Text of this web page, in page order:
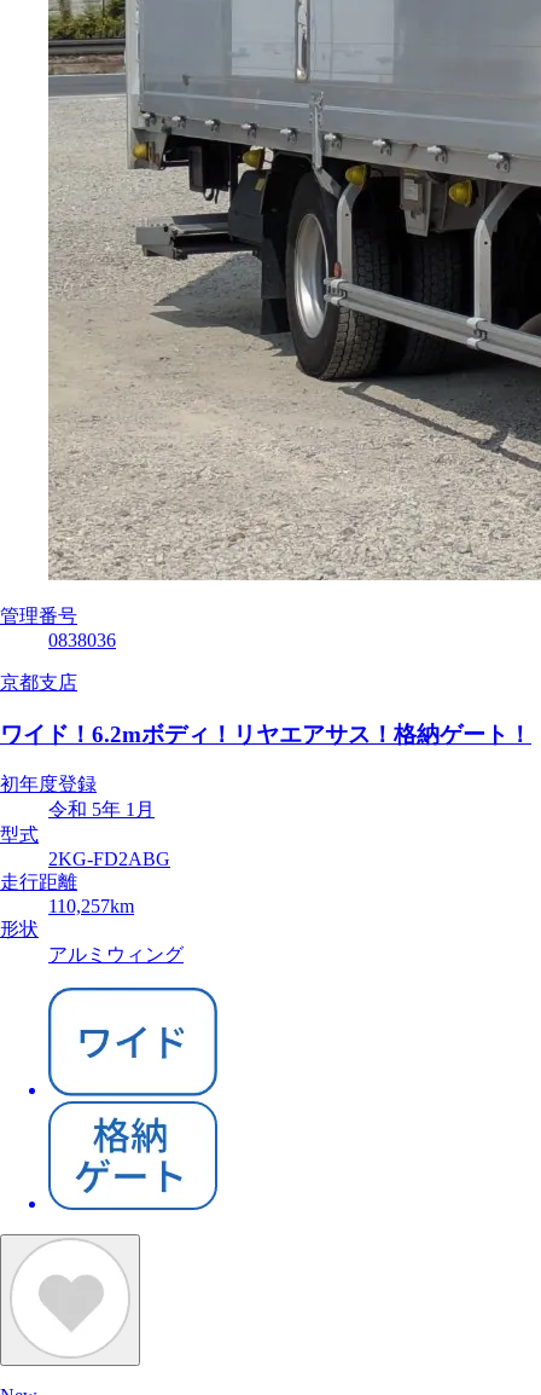
管理番号
0838036
京都支店
ワイド！6.2mボディ！リヤエアサス！格納ゲート！
初年度登録
令和 5年 1月
型式
2KG-FD2ABG
走行距離
110,257km
形状
アルミウィング